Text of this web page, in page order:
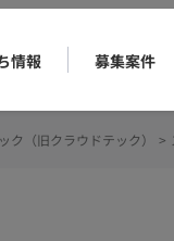
情報 募集案件
（旧クラウドテック） >